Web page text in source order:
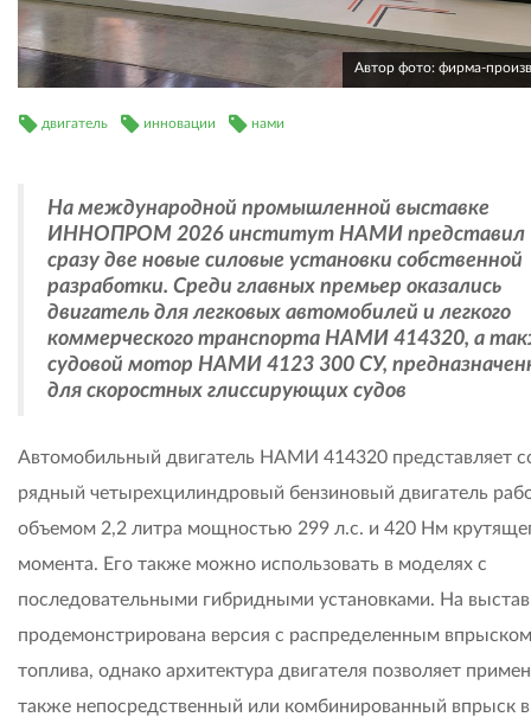
Автор фото: фирма-
двигатель инновации нами
На международной промышленной выставке
ИННОПРОМ 2026 институт НАМИ представил
сразу две новые силовые установки собственной
разработки. Среди главных премьер оказались
двигатель для легковых автомобилей и легкого
коммерческого транспорта НАМИ 414320, а
судовой мотор НАМИ 4123 300 СУ,
для скоростных глиссирующих судов
Автомобильный двигатель НАМИ 414320 представляет
рядный четырехцилиндровый бензиновый двигатель
объемом 2,2 литра мощностью 299 л.с. и 420 Нм
момента. Его также можно использовать в моделях с
последовательными гибридными установками. На
продемонстрирована версия с распределенным впрыском
топлива, однако архитектура двигателя позволяет
также непосредственный или комбинированный впрыск в